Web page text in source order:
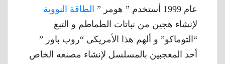
عام 1999 أستخدم ” هومر ”
الطاقة النووية
لإنشاء هجين من نباتات الطماطم و التبغ
“التوماكو” و ألهم هذا الأمريكي “روب باور ”
أحد المعجبين بالمسلسل لإنشاء مصنعه الخاص